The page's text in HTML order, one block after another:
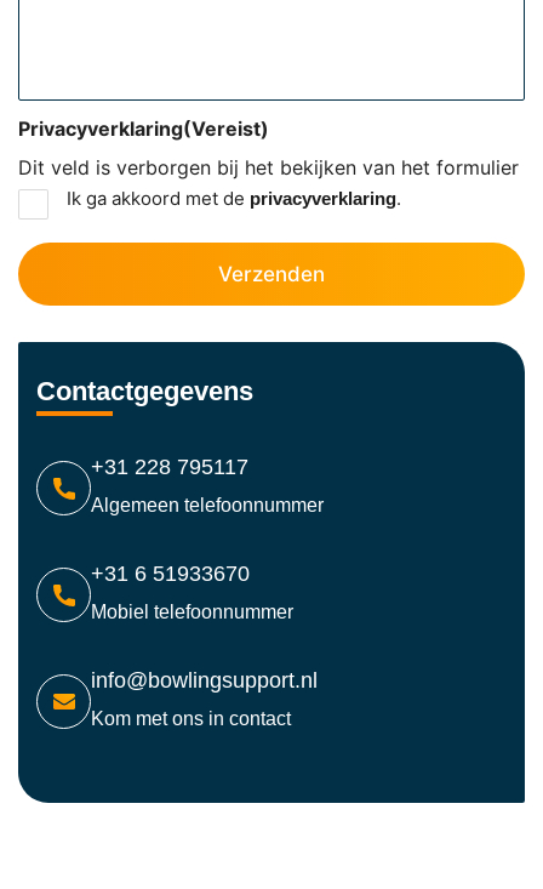
Dit veld is verborgen bij het bekijken van het formulier
Privacyverklaring(Vereist)
Ik ga akkoord met de privacyverklaring.
Contactgegevens
+31 228 795117
Algemeen telefoonnummer
+31 6 51933670
Mobiel telefoonnummer
info@bowlingsupport.nl
Kom met ons in contact